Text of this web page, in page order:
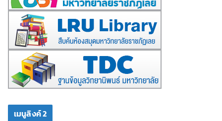
เมนูลิงค์ 2